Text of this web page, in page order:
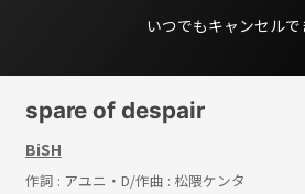
いつでもキャンセルで
spare of despair
BiSH
作詞 : アユニ・D/作曲 : 松隈ケンタ